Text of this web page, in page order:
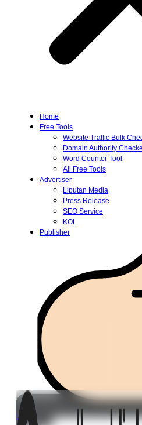
Home
Free Tools
Website Traffic Bulk
Domain Authority
Word Counter Tool
All Free Tools
Advertiser
Liputan Media
Press Release
SEO Service
KOL
Publisher
Login